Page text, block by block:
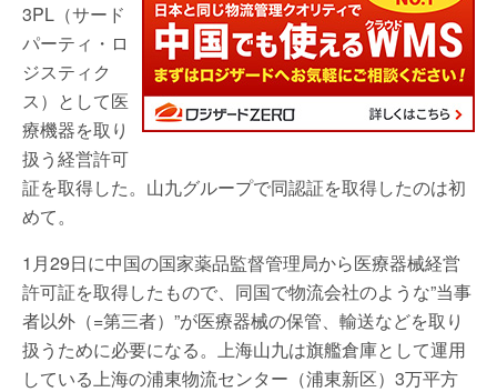
3PL（サード
パーティ・ロ
ジスティク
ス）として医
療機器を取り
扱う経営許可
証を取得した。山九グループで同認証を取得したのは初
めて。
1月29日に中国の国家薬品監督管理局から医療器械経営
許可証を取得したもので、同国で物流会社のような”当事
者以外（=第三者）”が医療器械の保管、輸送などを取り
扱うために必要になる。上海山九は旗艦倉庫として運用
している上海の浦東物流センター（浦東新区）3万平方